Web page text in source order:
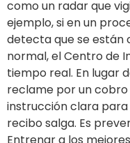
como un radar que
ejemplo, si en un
detecta que se están
normal, el Centro de
tiempo real. En lugar
reclame por un cobro
instrucción clara
recibo salga. Es
Entrenar a los